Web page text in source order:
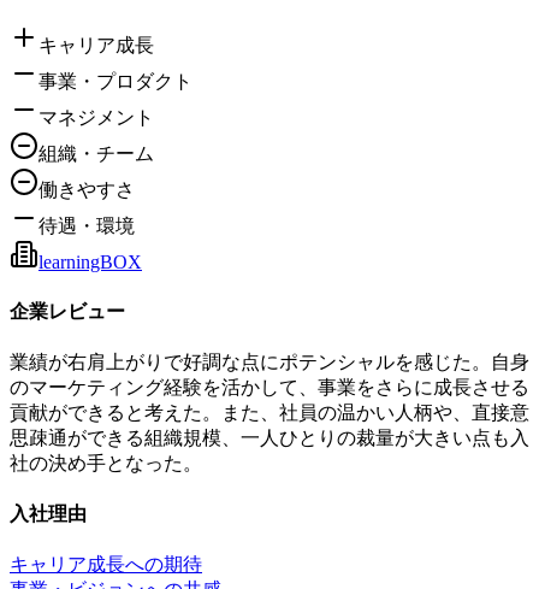
キャリア成長
事業・プロダクト
マネジメント
組織・チーム
働きやすさ
待遇・環境
learningBOX
企業レビュー
業績が右肩上がりで好調な点にポテンシャルを感じた。自身
のマーケティング経験を活かして、事業をさらに成長させる
貢献ができると考えた。また、社員の温かい人柄や、直接意
思疎通ができる組織規模、一人ひとりの裁量が大きい点も入
社の決め手となった。
入社理由
キャリア成長への期待